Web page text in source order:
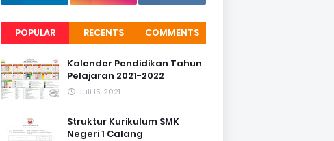
POPULAR RECENTS COMMENTS
Kalender Pendidikan Tahun
Pelajaran 2021-2022
Juli 15, 2021
Struktur Kurikulum SMK
Negeri 1 Calang